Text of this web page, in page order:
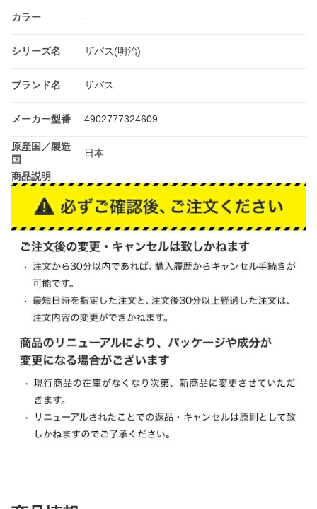
カラー -
シリーズ名 ザバス(明治)
ブランド名 ザバス
メーカー型番 4902777324609
原産国／製造
国
日本
商品説明